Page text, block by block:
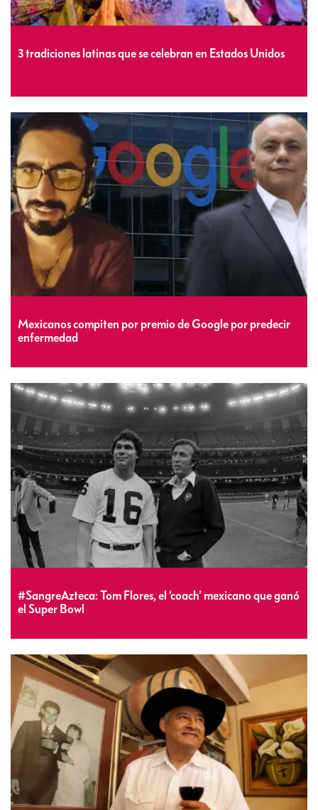
3 tradiciones latinas que se celebran en Estados Unidos
Mexicanos compiten por premio de Google por predecir
enfermedad
#SangreAzteca: Tom Flores, el ‘coach’ mexicano que ganó
el Super Bowl